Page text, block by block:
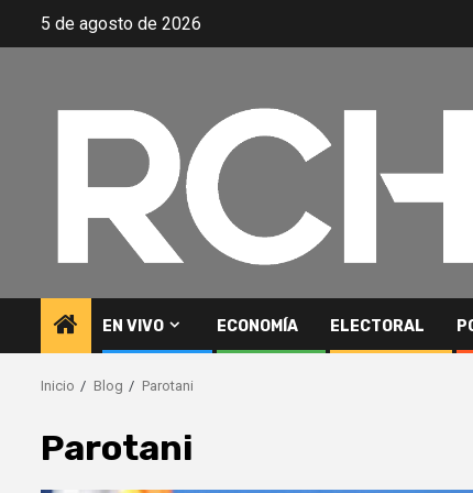
5 de agosto de 2026
EN VIVO ECONOMÍA ELECTORAL
Inicio Blog Parotani
Parotani